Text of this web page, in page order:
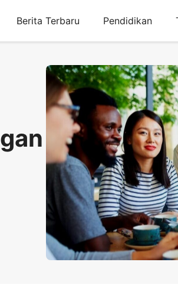
Berita Terbaru Pendidikan